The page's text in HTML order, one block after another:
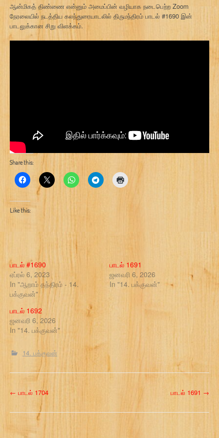
ஆன்மிகத் திண்ணை என்னும் அமைப்பின் வழியாக நடைபெற்ற Zoom
நேரலையில் நடத்திய கலந்துரையாடலில் திருமந்திரம் பாடல் #1690 இன்
பாடலுக்கான சிறு விளக்கம்.
Share this:
Like this:
பாடல் #1690
ஏப்ரல் 6, 2023
In "ஆறாம் தந்திரம் - 14.
பக்குவன்"
பாடல் 1691
ஜனவரி 6, 2026
In "14. பக்குவன்"
பாடல் 1692
ஜனவரி 6, 2026
In "14. பக்குவன்"
14. பக்குவன்
P
o
s
← பாடல் 1704 பாடல் 1691 →